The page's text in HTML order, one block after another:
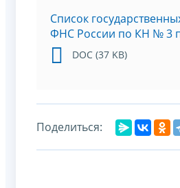
Список
ФНС России по КН № 3
DOC (37 KB)
Поделиться: